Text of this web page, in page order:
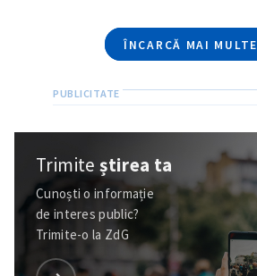
ÎNCARCĂ MAI MULTE
Trimiteștirea ta
Cunoști o informație
de interes public?
Trimite-o la ZdG